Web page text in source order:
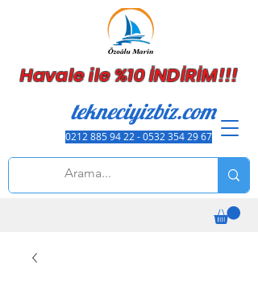
tekneciyizbiz.com
0212 885 94 22 - 0532 354 29 67
Havale ile %10 İNDİRİM!!!